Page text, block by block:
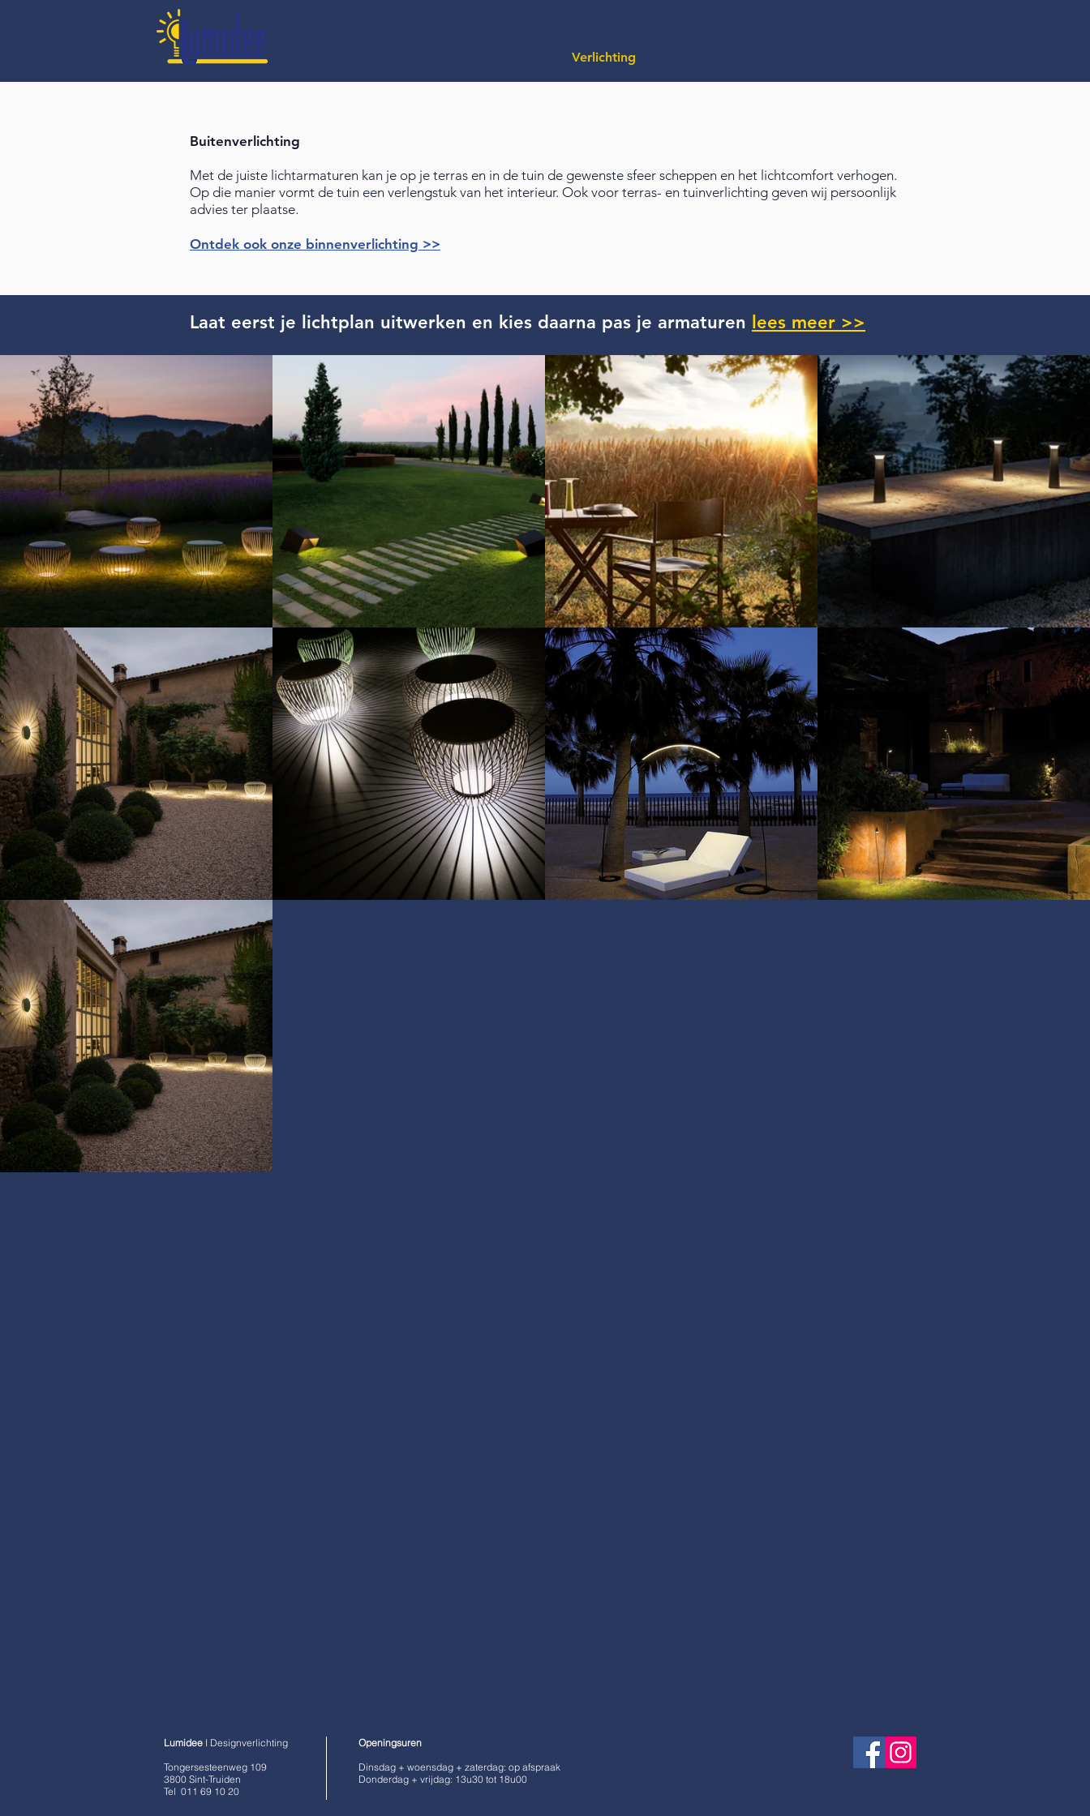
Verlichting
Buitenverlichting
Met de juiste lichtarmaturen kan je op je terras en in de tuin de gewenste sfeer scheppen en het lichtcomfort verhogen.
Op die manier vormt de tuin een verlengstuk van het interieur. Ook voor terras- en tuinverlichting geven wij persoonlijk
advies ter plaatse.
Ontdek ook onze binnenverlichting >>
Laat eerst je lichtplan uitwerken en kies daarna pas je armaturen lees meer >>
Lumidee I Designverlichting
Tongersesteenweg 109
3800 Sint-Truiden
Tel 011 69 10 20
Openingsuren
Dinsdag + woensdag + zaterdag: op afspraak
Donderdag + vrijdag: 13u30 tot 18u00